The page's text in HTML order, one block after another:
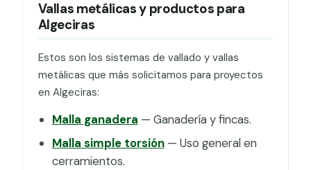
Vallas metálicas y productos para
Algeciras
Estos son los sistemas de vallado y vallas
metálicas que más solicitamos para proyectos
en Algeciras:
Malla ganadera — Ganadería y fincas.
Malla simple torsión— Uso general en
cerramientos.